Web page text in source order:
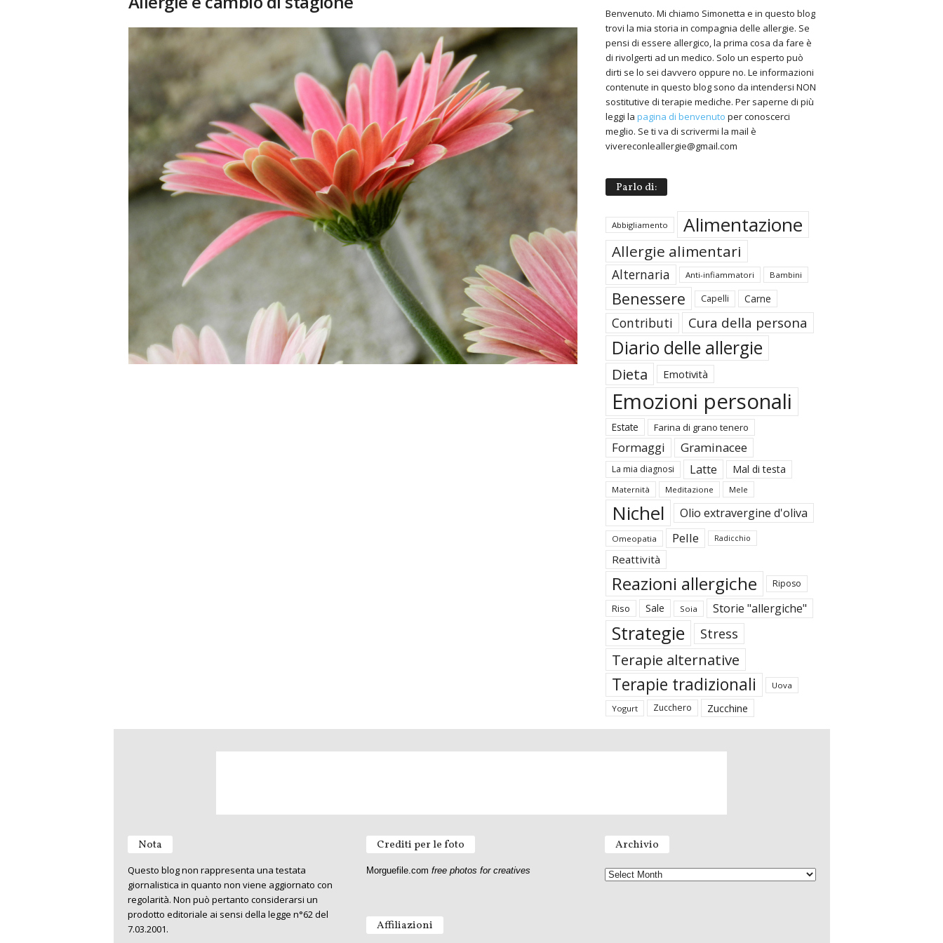
Benvenuto. Mi chiamo Simonetta e in questo blog
trovi la mia storia in compagnia delle allergie. Se
pensi di essere allergico, la prima cosa da fare è
di rivolgerti ad un medico. Solo un esperto può
dirti se lo sei davvero oppure no. Le informazioni
contenute in questo blog sono da intendersi NON
sostitutive di terapie mediche. Per saperne di più
leggi la pagina di benvenuto per conoscerci
meglio. Se ti va di scrivermi la mail è
vivereconleallergie@gmail.com
Parlo di:
Abbigliamento Alimentazione
Allergie alimentari
Alternaria Anti-infiammatori Bambini
Benessere Capelli Carne
Contributi Cura della persona
Diario delle allergie
Dieta Emotività
Emozioni personali
Estate Farina di grano tenero
Formaggi Graminacee
La mia diagnosi Latte Mal di testa
Maternità Meditazione Mele
Nichel Olio extravergine d'oliva
Omeopatia Pelle Radicchio
Reattività
Reazioni allergiche Riposo
Riso Sale Soia Storie "allergiche"
Strategie Stress
Terapie alternative
Terapie tradizionali Uova
Yogurt Zucchero Zucchine
Nota
Questo blog non rappresenta una testata
giornalistica in quanto non viene aggiornato con
regolarità. Non può pertanto considerarsi un
prodotto editoriale ai sensi della legge n°62 del
7.03.2001.
Crediti per le foto
Morguefile.com free photos for creatives
Affiliazioni
Archivio